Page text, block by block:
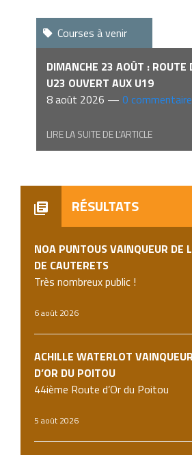
Courses à venir
DIMANCHE 23 AOÛT : ROUTE
U23 OUVERT AUX U19
8 août 2026 — 0 commentaire
LIRE LA SUITE DE L'ARTICLE
RÉSULTATS
NOA PUNTOUS VAINQUEUR DE
DE CAUTERETS
Très nombreux public !
6 août 2026
ACHILLE WATERLOT
D’OR DU POITOU
44ième Route d’Or du Poitou
5 août 2026